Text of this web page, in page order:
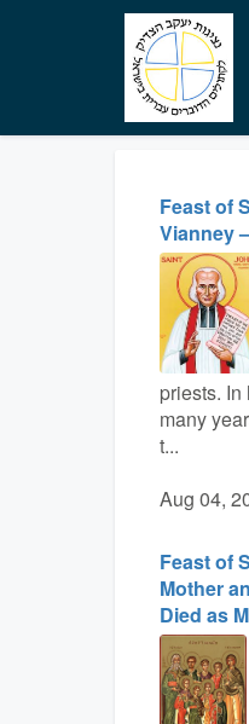
Feast of
Vianney
priests.
many
t...
Aug 04,
Feast of
Mother
Died as